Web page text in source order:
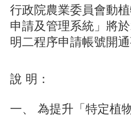
行政院農業委員會動
申請及管理系統」將
明二程序申請帳號開通
說 明：
一、 為提升「特定植